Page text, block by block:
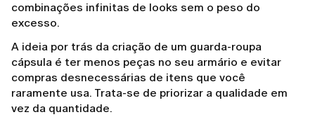
combinações infinitas de looks sem o peso do
excesso.
A ideia por trás da criação de um guarda-roupa
cápsula é ter menos peças no seu armário e evitar
compras desnecessárias de itens que você
raramente usa. Trata-se de priorizar a qualidade em
vez da quantidade.